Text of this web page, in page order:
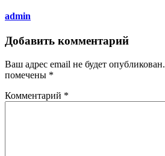
admin
Добавить комментарий
Ваш адрес email не будет опубликован.
помечены *
Комментарий *